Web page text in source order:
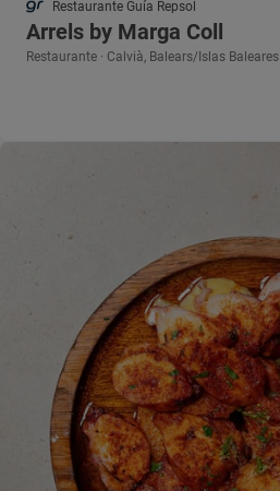
Restaurante Guía Repsol
Arrels by Marga Coll
Restaurante · Calvià, Balears/Islas Baleares